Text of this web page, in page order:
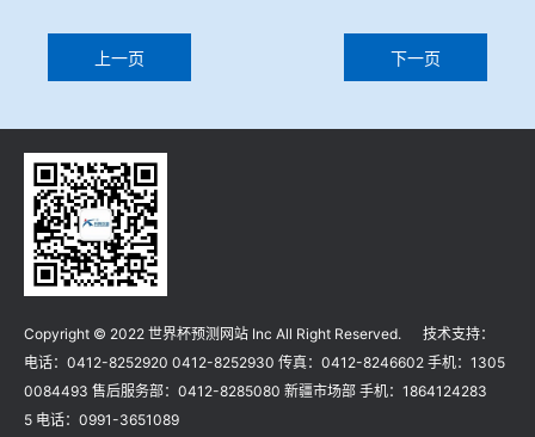
上一页 下一页
Copyright © 2022 世界杯预测网站 Inc All Right Reserved. 技术支持：
电话：0412-8252920 0412-8252930 传真：0412-8246602 手机：1305
0084493 售后服务部：0412-8285080 新疆市场部 手机：1864124283
5 电话：0991-3651089